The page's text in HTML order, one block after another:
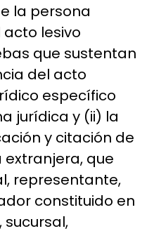
la persona
lesivo
que sustentan
del acto
específico
jurídica y (ii) la
y citación de
que
representante,
constituido en
sucursal,